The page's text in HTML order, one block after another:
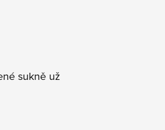
sukně už